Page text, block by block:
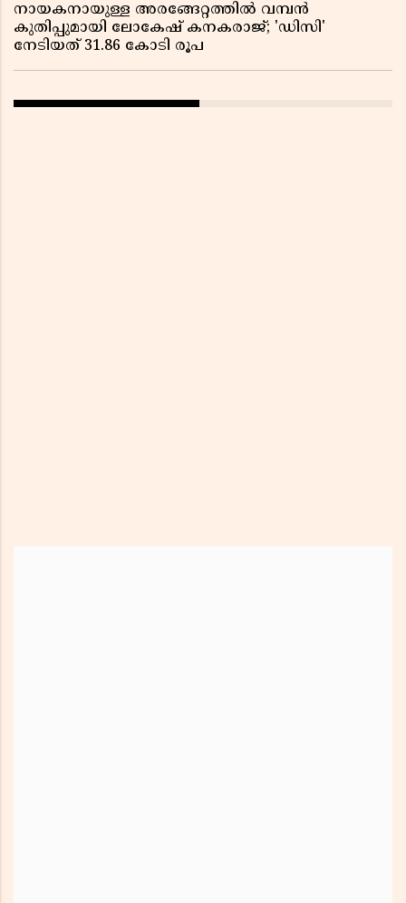
നായകനായുള്ള അരങ്ങേറ്റത്തിൽ വമ്പൻ
കുതിപ്പുമായി ലോകേഷ് കനകരാജ്; 'ഡിസി'
നേടിയത് 31.86 കോടി രൂപ